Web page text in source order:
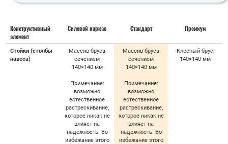
Конструктивный
элемент
Силовой каркас Стандарт Премиум
Стойки (столбы
навеса)
Массив бруса
сечением
140×140 мм
Примечание:
возможно
естественное
растрескивание,
которое никак не
влияет на
надежность. Во
избежание этого
Массив бруса
сечением
140×140 мм
Примечание:
возможно
естественное
растрескивание,
которое никак не
влияет на
надежность. Во
избежание этого
Клееный брус
140×140 мм